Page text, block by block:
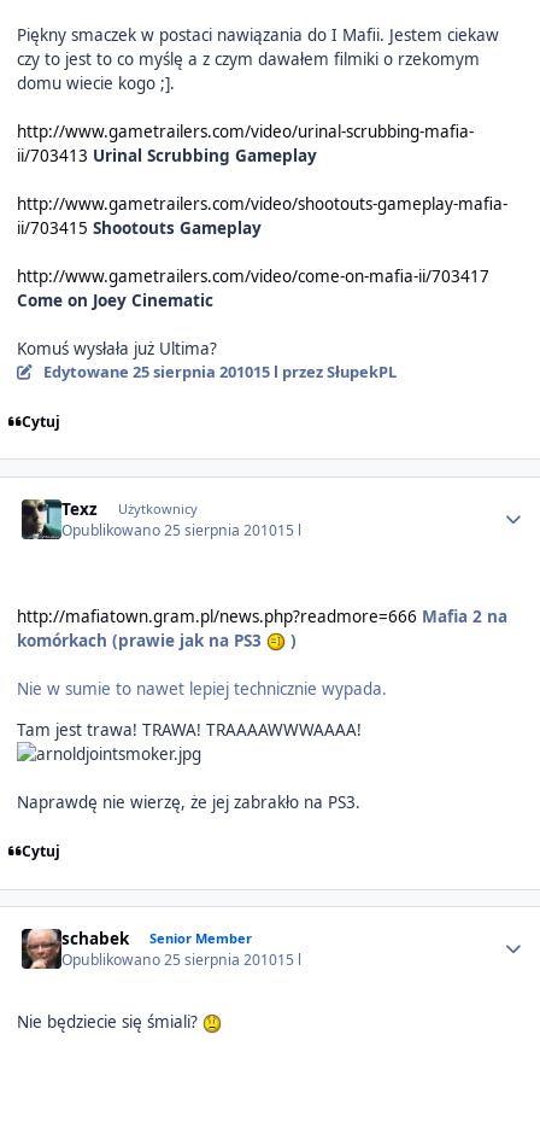
Piękny smaczek w postaci nawiązania do I Mafii. Jestem ciekaw
czy to jest to co myślę a z czym dawałem filmiki o rzekomym
domu wiecie kogo ;].
http://www.gametrailers.com/video/urinal-scrubbing-mafia-
ii/703413 Urinal Scrubbing Gameplay
http://www.gametrailers.com/video/shootouts-gameplay-mafia-
ii/703415 Shootouts Gameplay
http://www.gametrailers.com/video/come-on-mafia-ii/703417
Come on Joey Cinematic
Komuś wysłała już Ultima?
Edytowane 25 sierpnia 201015 l przez SłupekPL
Cytuj
Texz Użytkownicy
Opublikowano25 sierpnia 201015 l
http://mafiatown.gram.pl/news.php?readmore=666 Mafia 2 na
komórkach (prawie jak na PS3
)
Nie w sumie to nawet lepiej technicznie wypada.
Tam jest trawa! TRAWA! TRAAAAWWWAAAA!
Naprawdę nie wierzę, że jej zabrakło na PS3.
Cytuj
schabek Senior Member
Opublikowano25 sierpnia 201015 l
Nie będziecie się śmiali?